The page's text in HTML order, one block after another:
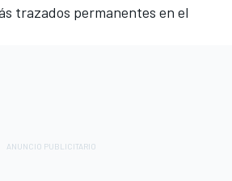
trazados permanentes en el